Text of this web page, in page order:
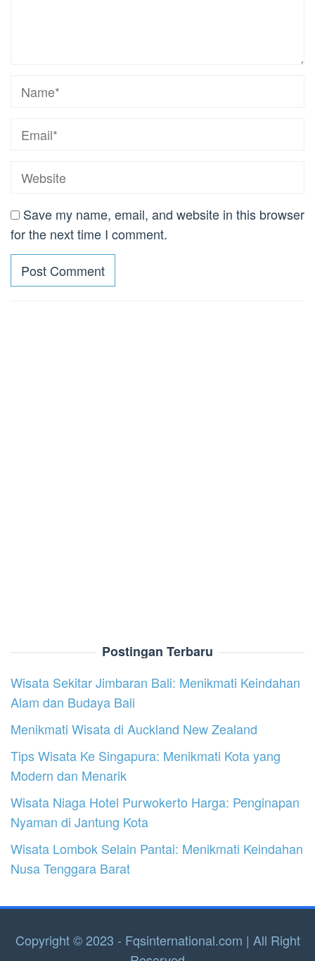
Save my name, email, and website in this browser
for the next time I comment.
Postingan Terbaru
Wisata Sekitar Jimbaran Bali: Menikmati Keindahan
Alam dan Budaya Bali
Menikmati Wisata di Auckland New Zealand
Tips Wisata Ke Singapura: Menikmati Kota yang
Modern dan Menarik
Wisata Niaga Hotel Purwokerto Harga: Penginapan
Nyaman di Jantung Kota
Wisata Lombok Selain Pantai: Menikmati Keindahan
Nusa Tenggara Barat
Copyright © 2023 - Fqsinternational.com | All Right